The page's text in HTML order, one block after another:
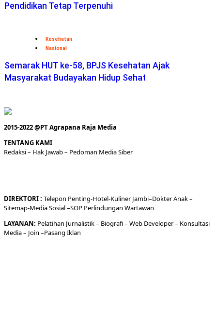
Pendidikan Tetap Terpenuhi
Kesehatan
Nasional
Semarak HUT ke-58, BPJS Kesehatan Ajak
Masyarakat Budayakan Hidup Sehat
2015-2022 @PT Agrapana Raja Media
TENTANG KAMI
Redaksi– Hak Jawab – Pedoman Media Siber
DIREKTORI: Telepon Penting-Hotel-KulinerJambi–DokterAnak –
Sitemap-Media Sosial –SOP Perlindungan Wartawan
LAYANAN: Pelatihan Jurnalistik – Biografi– Web Developer– Konsultasi
Media– Join –Pasang Iklan